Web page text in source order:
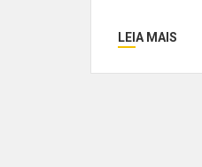
LEIA MAIS